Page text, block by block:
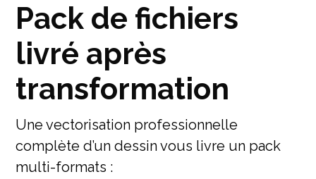
Pack de fichiers
livré après
transformation
Une vectorisation professionnelle
complète d’un dessin vous livre un pack
multi-formats :